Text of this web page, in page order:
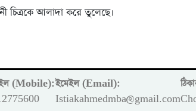
চিত্রকে আলাদা করে তুলেছে।
(Mobile):ইমেইল (Email):
Istiakahmedmba@gmail.com